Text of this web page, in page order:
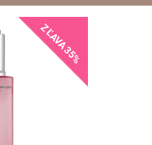
ZĽAVA 35%